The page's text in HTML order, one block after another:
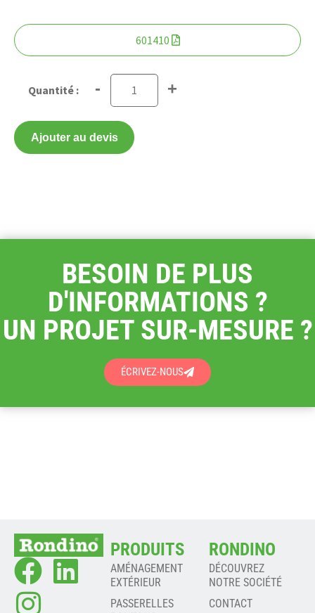
601410
- +
Ajouter au devis
BESOIN DE PLUS
D'INFORMATIONS ?
UN PROJET SUR-MESURE ?
ÉCRIVEZ-NOUS
PRODUITS
AMÉNAGEMENT
EXTÉRIEUR
PASSERELLES
RONDINO
DÉCOUVREZ
NOTRE SOCIÉTÉ
CONTACT